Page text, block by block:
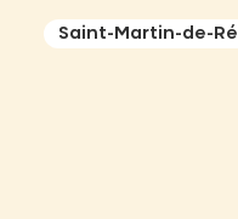
Saint-Martin-de-Ré